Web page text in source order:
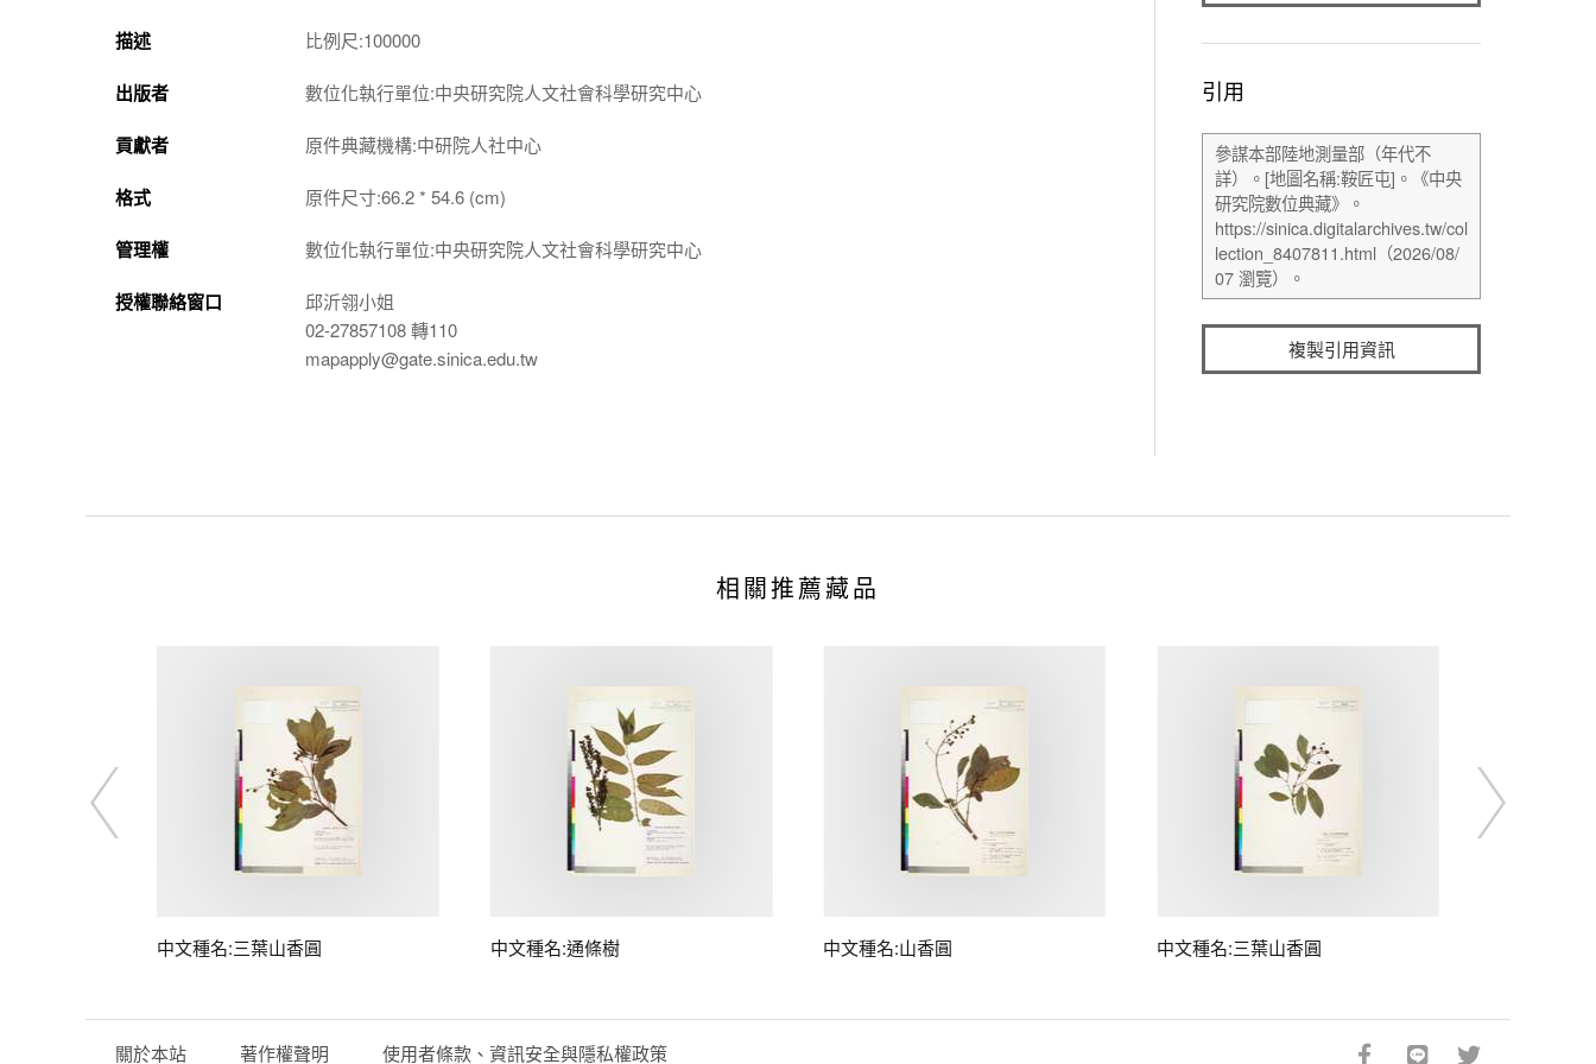
描述
比例尺:100000
出版者 數位化執行單位:中央研究院人文社會科學研究中心
貢獻者 原件典藏機構:中研院人社中心
格式 原件尺寸:66.2 * 54.6 (cm)
管理權 數位化執行單位:中央研究院人文社會科學研究中心
授權聯絡窗口
邱沂翎小姐
02-27857108 轉110
mapapply@gate.sinica.edu.tw
引用
複製引用資訊
相關推薦藏品
中文種名:三葉山香圓 中文種名:通條樹 中文種名:山香圓 中文種名:三葉山香圓
關於本站 著作權聲明 使用者條款、資訊安全與隱私權政策